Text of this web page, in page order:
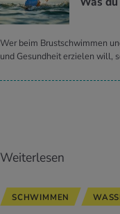
Wer beim Brustschwimmen
und Gesundheit erzielen will,
Weiterlesen
SCHWIMMEN